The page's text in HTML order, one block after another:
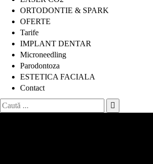
ORTODONTIE & SPARK
OFERTE
Tarife
IMPLANT DENTAR
Microneedling
Parodontoza
ESTETICA FACIALA
Contact
Search
for: